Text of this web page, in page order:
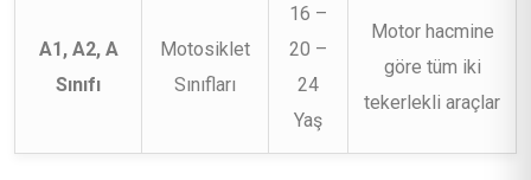
A1, A2, A
Sınıfı
Motosiklet
Sınıfları
16 –
20 –
24
Yaş
Motor hacmine
göre tüm iki
tekerlekli araçlar